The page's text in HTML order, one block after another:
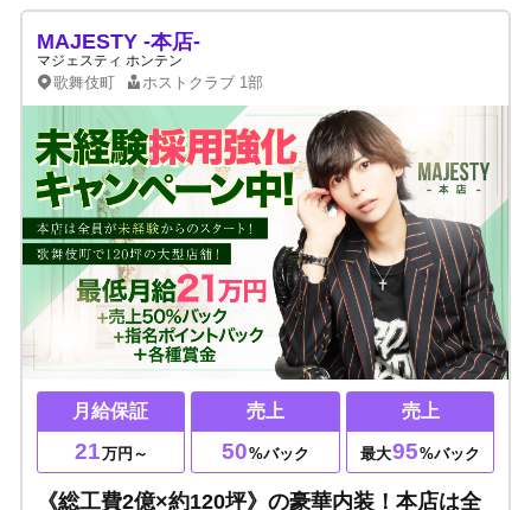
MAJESTY -本店-
マジェスティ ホンテン
歌舞伎町 ホストクラブ 1部
月給保証
21万円～
売上
50%バック
売上
最大95%バック
《総工費2億×約120坪》の豪華内装！本店は全